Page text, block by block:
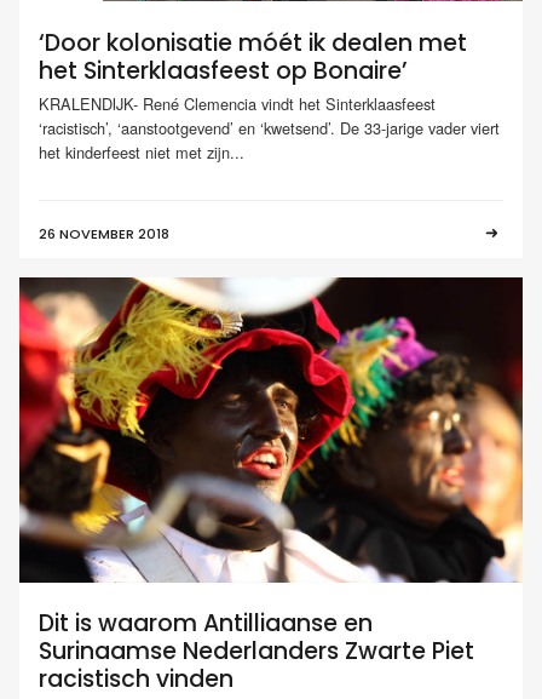
‘Door kolonisatie móét ik dealen met
het Sinterklaasfeest op Bonaire’
KRALENDIJK- René Clemencia vindt het Sinterklaasfeest
‘racistisch’, ‘aanstootgevend’ en ‘kwetsend’. De 33-jarige vader viert
het kinderfeest niet met zijn...
26 NOVEMBER 2018
Dit is waarom Antilliaanse en
Surinaamse Nederlanders Zwarte Piet
racistisch vinden